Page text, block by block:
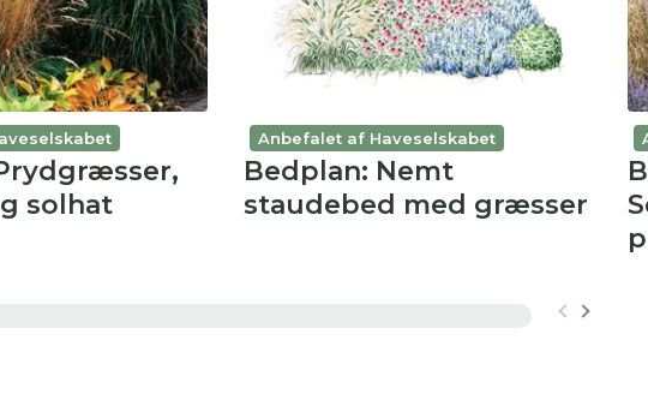
solhat
Anbefalet af Haveselskabet
Bedplan: Nemt
staudebed med græsser